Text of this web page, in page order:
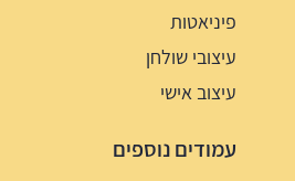
פיניאטות
עיצובי שולחן
עיצוב אישי
עמודים נוספים